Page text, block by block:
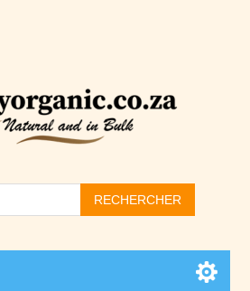
RECHERCHER